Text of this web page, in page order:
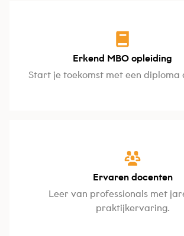
Erkend MBO opleiding
Start je toekomst met een diploma
Ervaren docenten
Leer van professionals met
praktijkervaring.